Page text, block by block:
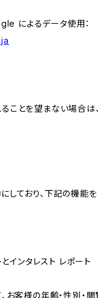
によるデータ使用：
ことを望まない場合
しており、下記の機
ンタレスト レポート
客様の年齢・性別・